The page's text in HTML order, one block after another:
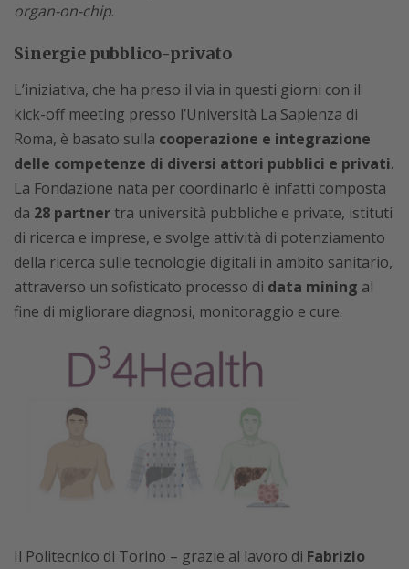
organ-on-chip.
Sinergie pubblico-privato
L’iniziativa, che ha preso il via in questi giorni con il
kick-off meeting presso l’Università La Sapienza di
Roma, è basato sulla cooperazione e integrazione
delle competenze di diversi attori pubblici e privati.
La Fondazione nata per coordinarlo è infatti composta
da 28 partnertra università pubbliche e private, istituti
di ricerca e imprese, e svolge attività di potenziamento
della ricerca sulle tecnologie digitali in ambito sanitario,
attraverso un sofisticato processo di data mining al
fine di migliorare diagnosi, monitoraggio e cure.
Il Politecnico di Torino – grazie al lavoro di Fabrizio